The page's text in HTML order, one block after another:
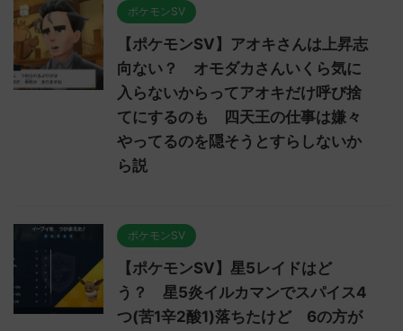
ポケモンSV
【ポケモンSV】アオキさんは上昇志
向ない？ オモダカさんいくら気に
入らないからってアオキだけ呼び捨
てにするのも 四天王の仕事は嫌々
やってるのを隠そうとすらしないか
ら説
ポケモンSV
【ポケモンSV】星5レイドはど
う？ 星5炎イルカマンでスパイス4
つ(苦1辛2酸1)落ちたけど 6の方が